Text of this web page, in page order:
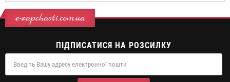
e-zapchasti.com.ua
ПІДПИСАТИСЯ НА РОЗСИЛКУ